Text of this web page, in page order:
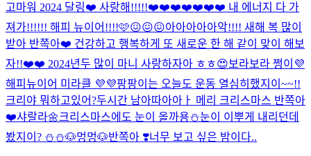
고마워 2024 달링❤️ 사랑해!!!!!❤️❤️❤️❤️❤️❤️❤️ 내 에너지 다 가
져가!!!!!! 해피 뉴이어!!!!🩷😖😖😖아아아아아악!!!! 새해 복 많이
받아 반쪽아❤️ 건강하고 행복하게 또 새로운 한 해 같이 맞이 해보
자!!❤️❤️ 2024년두 많이 마니 사랑하자아 ㅎㅎ😍보라보라 쩡이💜
해피뉴이어 미라클 💜💜팡팡이는 오늘도 운동 열심히했지이~~!!
크리야 뭐하고있어?두시간 남아따아아ㅏ 메리 크리스마스 반쪽아
❤️샤랄라🌼 크리스마스에도 눈이 올까용⛄️눈이 이뿌게 내리던데
봤지이? ⛄️⛄️🐶멍멍🐶반쪽아 ❣️너무 보고 싶은 밤이다..